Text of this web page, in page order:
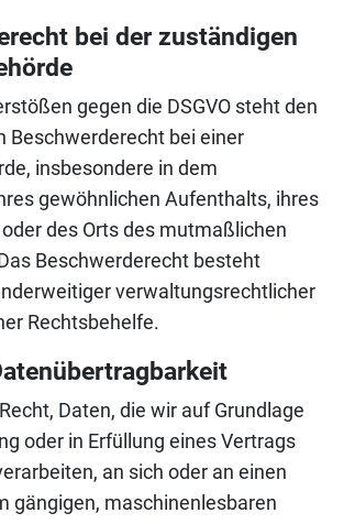
bei der zuständigen
gegen die DSGVO steht den
Beschwerderecht bei einer
insbesondere in dem
gewöhnlichen Aufenthalts, ihres
des Orts des mutmaßlichen
Beschwerderecht besteht
verwaltungsrechtlicher
Rechtsbehelfe.
Daten, die wir auf Grundlage
oder in Erfüllung eines Vertrags
an sich oder an einen
gängigen, maschinenlesbaren